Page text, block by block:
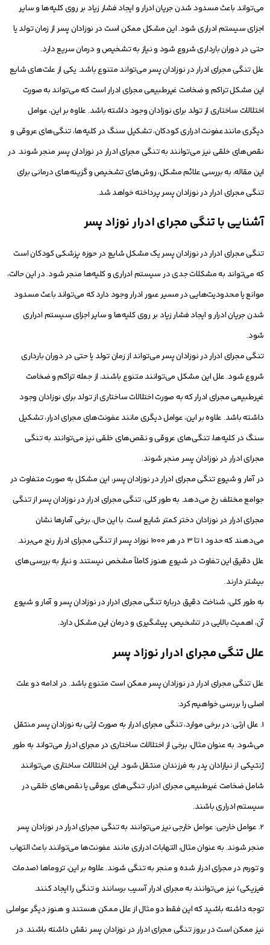
می‌تواند باعث مسدود شدن جریان ادرار و ایجاد فشار زیاد بر روی کلیه‌ها و سایر
اجزای سیستم ادراری شود. این مشکل ممکن است در نوزادان پسر از زمان تولد یا
حتی در دوران بارداری شروع شود و نیاز به تشخیص و درمان سریع دارد.
علل تنگی مجرای ادرار در نوزادان پسر می‌تواند متنوع باشد. یکی از علت‌های شایع
این مشکل تراکم و ضخامت غیرطبیعی مجرای ادرار است که می‌تواند به صورت
اختلالات ساختاری از تولد برای نوزادان وجود داشته باشد. علاوه بر این، عوامل
دیگری مانندعفونت ادراری کودکان، تشکیل سنگ در کلیه‌ها، تنگی‌های عروقی و
نقص‌های خلقی نیز می‌توانند به تنگی مجرای ادرار در نوزادان پسر منجر شوند. در
این مقاله، به بررسی علائم مشکل، روش‌های تشخیص و گزینه‌های درمانی برای
تنگی مجرای ادرار در نوزادان پسر پرداخته خواهد شد.
آشنایی با تنگی مجرای ادرار نوزاد پسر
تنگی مجرای ادرار در نوزادان پسر یک مشکل شایع در حوزه پزشکی کودکان است
که می‌تواند به مشکلات جدی در سیستم ادراری و کلیه‌ها منجر شود. در این حالت،
موانع یا محدودیت‌هایی در مسیر عبور ادرار وجود دارد که می‌تواند باعث مسدود
شدن جریان ادرار و ایجاد فشار زیاد بر روی کلیه‌ها و سایر اجزای سیستم ادراری
شود.
تنگی مجرای ادرار در نوزادان پسر می‌تواند از زمان تولد یا حتی در دوران بارداری
شروع شود. علل این مشکل می‌توانند متنوع باشند، از جمله تراکم و ضخامت
غیرطبیعی مجرای ادرار که به صورت اختلالات ساختاری از تولد برای نوزادان وجود
داشته باشد. علاوه بر این، عوامل دیگری مانند عفونت‌های مجرای ادرار، تشکیل
سنگ در کلیه‌ها، تنگی‌های عروقی و نقص‌های خلقی نیز می‌توانند به تنگی
مجرای ادرار در نوزادان پسر منجر شوند.
در آمار و شیوع تنگی مجرای ادرار در نوزادان پسر، این مشکل به صورت متفاوت در
جوامع مختلف رخ می‌دهد. به طور کلی، تنگی مجرای ادرار در نوزادان پسر از تنگی
مجرای ادرار در نوزادان دختر کمتر شایع است. با این حال، برخی آمارها نشان
می‌دهند که حدود 1 تا 3 در هر 1000 نوزاد پسر از تنگی مجرای ادرار رنج می‌برند.
علل دقیق این تفاوت در شیوع هنوز کاملاً مشخص نیستند و نیاز به بررسی‌های
بیشتر دارند.
به طور کلی، شناخت دقیق درباره تنگی مجرای ادرار در نوزادان پسر و آمار و شیوع
آن، اهمیت بالایی در تشخیص، پیشگیری و درمان این مشکل دارد.
علل تنگی مجرای ادرار نوزاد پسر
علل تنگی مجرای ادرار در نوزادان پسر ممکن است متنوع باشد. در ادامه دو علت
اصلی را بررسی خواهیم کرد:
1. علل ارثی: در برخی موارد، تنگی مجرای ادرار به صورت ارثی به نوزادان پسر منتقل
می‌شود. به عنوان مثال، برخی از اختلالات ساختاری در مجرای ادرار می‌تواند به طور
ژنتیکی از نیازادان پدر به فرزندان منتقل شود. این اختلالات ساختاری می‌توانند
شامل ضخامت غیرطبیعی مجرای ادرار، تنگی‌های عروقی یا نقص‌های خلقی در
سیستم ادراری باشند.
2. عوامل خارجی: عوامل خارجی نیز می‌توانند به تنگی مجرای ادرار در نوزادان پسر
منجر شوند. به عنوان مثال، التهابات ادراری مانند عفونت‌ها می‌توانند باعث التهاب
و تورم در مجرای ادرار شده و منجر به تنگی شوند. علاوه بر این، تروماها (صدمات
فیزیکی) نیز می‌توانند به مجرای ادرار آسیب برسانند و تنگی را ایجاد کنند.
توجه داشته باشید که این فقط دو مثال از علل ممکن هستند و هنوز دیگر عواملی
نیز ممکن است در بروز تنگی مجرای ادرار در نوزادان پسر نقش داشته باشند. در